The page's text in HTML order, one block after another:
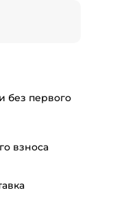
без первого
взноса